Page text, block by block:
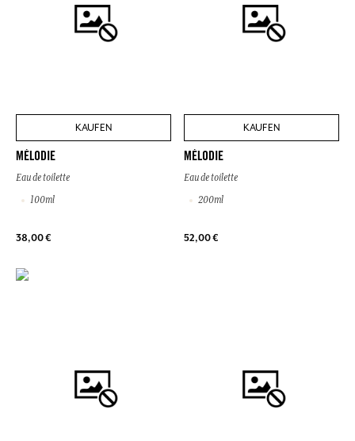
KAUFEN
MÉLODIE
Eau de toilette
100ml
38,00 €
KAUFEN
MÉLODIE
Eau de toilette
200ml
52,00 €